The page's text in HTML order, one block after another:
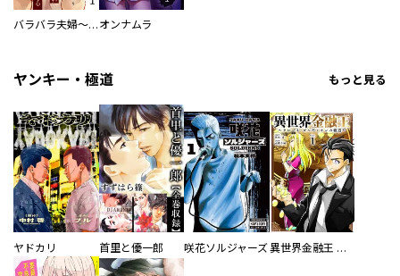
バラバラ夫婦～手足をなくした夫はまだ生きてる オンナムラ
ヤンキー・極道 もっと見る
ヤドカリ 首里と優一郎 咲花ソルジャーズ 異世界金融王 ～クローネ・ゴルディオンの覇道～